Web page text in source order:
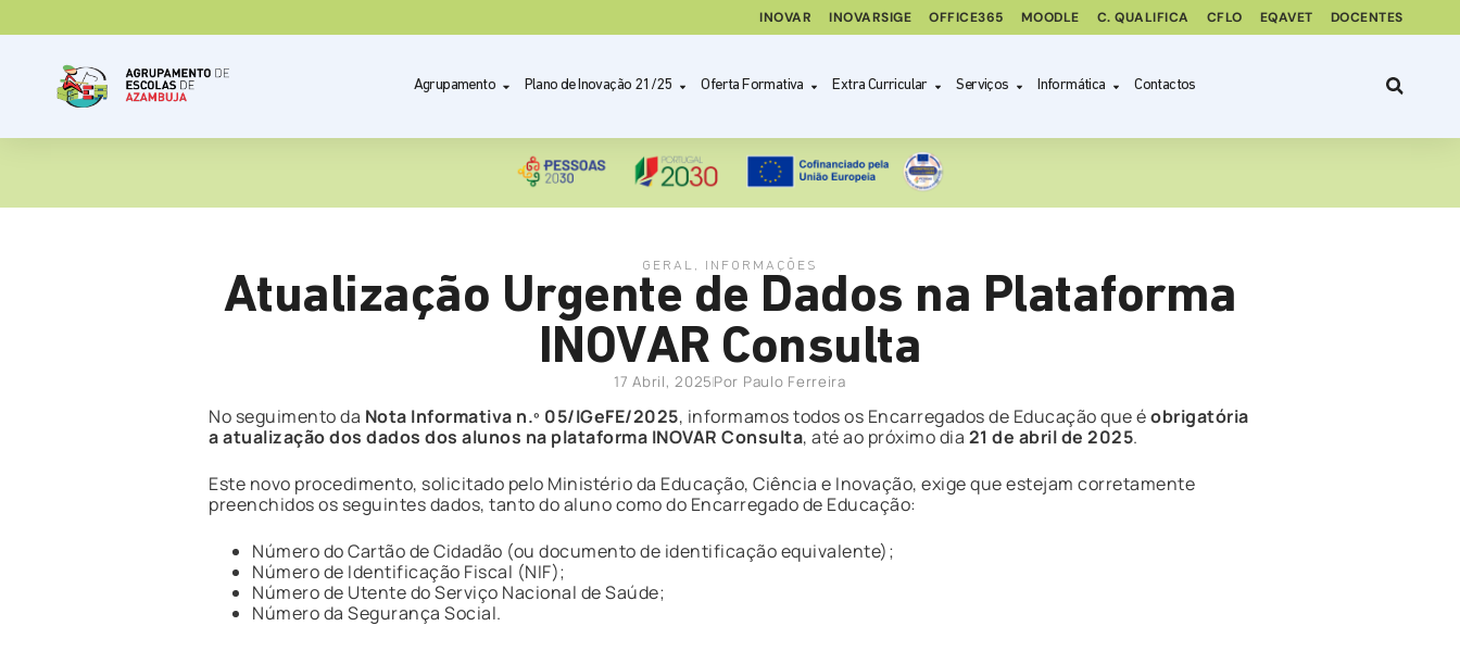
INOVAR INOVARSIGE OFFICE365 MOODLE C. QUALIFICA CFLO EQAVET DOCENTES
Agrupamento Plano de Inovação 21/25 Oferta Formativa Extra Curricular Serviços Informática Contactos
GERAL INFORMAÇÕES
Atualização Urgente de Dados na Plataforma
INOVAR Consulta
17 Abril, 2025Por Paulo Ferreira
No seguimento da Nota Informativa n.º 05/IGeFE/2025, informamos todos os Encarregados de Educação que éobrigatória
a atualização dos dados dos alunos na plataforma INOVAR Consulta, até ao próximo dia 21 de abril de 2025.
Este novo procedimento, solicitado pelo Ministério da Educação, Ciência e Inovação, exige que estejam corretamente
preenchidos os seguintes dados, tanto do aluno como do Encarregado de Educação:
Número do Cartão de Cidadão (ou documento de identificação equivalente);
Número de Identificação Fiscal (NIF);
Número de Utente do Serviço Nacional de Saúde;
Número da Segurança Social.